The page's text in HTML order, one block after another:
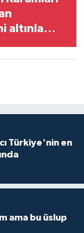
altınla
Türkiye'nin en
ama bu üslup